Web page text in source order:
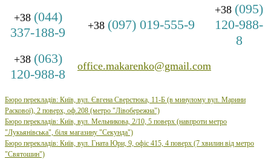
+38 (044)
337-188-9
+38 (097) 019-555-9
+38 (095)
120-988-
8
+38 (063)
120-988-8
office.makarenko@gmail.com
Бюро перекладів: Київ, вул. Євгена Сверстюка, 11-Б (в минулому вул. Марини
Раскової), 2 поверх, оф.208 (метро "Лівобережна")
Бюро перекладів: Київ, вул. Мельникова, 2/10, 5 поверх (навпроти метро
"Лукьянівська", біля магазину "Секунда")
Бюро перекладів: Київ, вул. Гната Юри, 9, офіс 415, 4 поверх (7 хвилин від метро
"Святошин")